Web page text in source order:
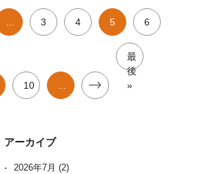
3 4 5 6
10
最
後
»
アーカイブ
2026年7月 (2)